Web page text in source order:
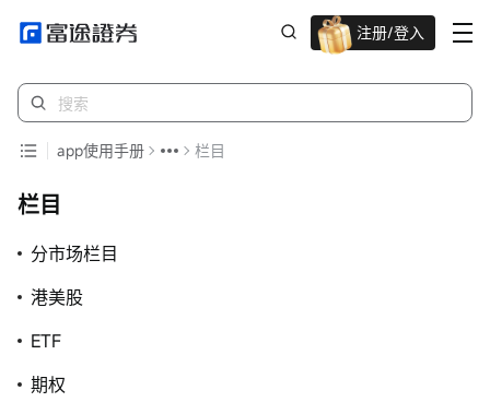
注册/登入
迎新重磅礼 股票/BTC等任你选!
app使用手册 栏目
栏目
分市场栏目
港美股
ETF
期权